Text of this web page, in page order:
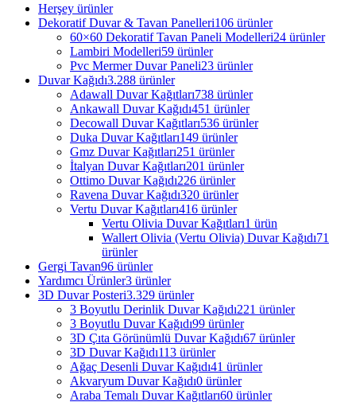
Herşey ürünler
Dekoratif Duvar & Tavan Panelleri106 ürünler
60×60 Dekoratif Tavan Paneli Modelleri24 ürünler
Lambiri Modelleri59 ürünler
Pvc Mermer Duvar Paneli23 ürünler
Duvar Kağıdı3.288 ürünler
Adawall Duvar Kağıtları738 ürünler
Ankawall Duvar Kağıdı451 ürünler
Decowall Duvar Kağıtları536 ürünler
Duka Duvar Kağıtları149 ürünler
Gmz Duvar Kağıtları251 ürünler
İtalyan Duvar Kağıtları201 ürünler
Ottimo Duvar Kağıdı226 ürünler
Ravena Duvar Kağıdı320 ürünler
Vertu Duvar Kağıtları416 ürünler
Vertu Olivia Duvar Kağıtları1 ürün
Wallert Olivia (Vertu Olivia) Duvar Kağıdı71
ürünler
Gergi Tavan96 ürünler
Yardımcı Ürünler3 ürünler
3D Duvar Posteri3.329 ürünler
3 Boyutlu Derinlik Duvar Kağıdı221 ürünler
3 Boyutlu Duvar Kağıdı99 ürünler
3D Çıta Görünümlü Duvar Kağıdı67 ürünler
3D Duvar Kağıdı113 ürünler
Ağaç Desenli Duvar Kağıdı41 ürünler
Akvaryum Duvar Kağıdı0 ürünler
Araba Temalı Duvar Kağıtları60 ürünler